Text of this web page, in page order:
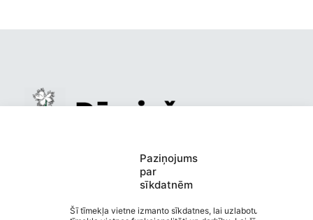
Paziņojums
par
sīkdatnēm
Šī tīmekļa vietne izmanto sīkdatnes, lai uzlabotu
Mazsalacas pirmsskolas izglītības
iestāde “Dārziņš”